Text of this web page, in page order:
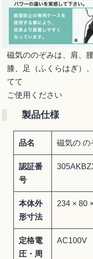
磁気ののぞみは、肩、
膝、足（ふくらはぎ）
てて
ご使用ください
製品仕様
品名 磁気の の
認証番
号
本体外
形寸法
234 × 80
定格電
圧・周
AC100V